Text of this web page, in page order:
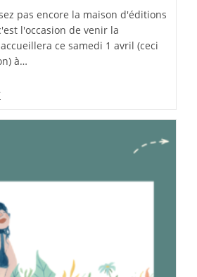
pas encore la maison d'éditions
l'occasion de venir la
ce samedi 1 avril (ceci
à…